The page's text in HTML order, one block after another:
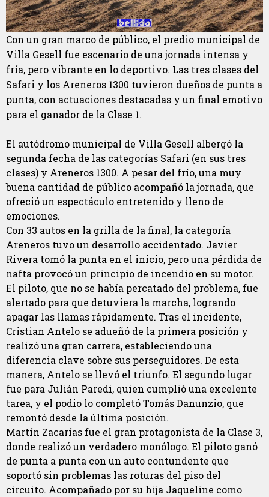
Con un gran marco de público, el predio municipal de
Villa Gesell fue escenario de una jornada intensa y
fría, pero vibrante en lo deportivo. Las tres clases del
Safari y los Areneros 1300 tuvieron dueños de punta a
punta, con actuaciones destacadas y un final emotivo
para el ganador de la Clase 1.
El autódromo municipal de Villa Gesell albergó la
segunda fecha de las categorías Safari (en sus tres
clases) y Areneros 1300. A pesar del frío, una muy
buena cantidad de público acompañó la jornada, que
ofreció un espectáculo entretenido y lleno de
emociones.
Con 33 autos en la grilla de la final, la categoría
Areneros tuvo un desarrollo accidentado. Javier
Rivera tomó la punta en el inicio, pero una pérdida de
nafta provocó un principio de incendio en su motor.
El piloto, que no se había percatado del problema, fue
alertado para que detuviera la marcha, logrando
apagar las llamas rápidamente. Tras el incidente,
Cristian Antelo se adueñó de la primera posición y
realizó una gran carrera, estableciendo una
diferencia clave sobre sus perseguidores. De esta
manera, Antelo se llevó el triunfo. El segundo lugar
fue para Julián Paredi, quien cumplió una excelente
tarea, y el podio lo completó Tomás Danunzio, que
remontó desde la última posición.
Martín Zacarías fue el gran protagonista de la Clase 3,
donde realizó un verdadero monólogo. El piloto ganó
de punta a punta con un auto contundente que
soportó sin problemas las roturas del piso del
circuito. Acompañado por su hija Jaqueline como